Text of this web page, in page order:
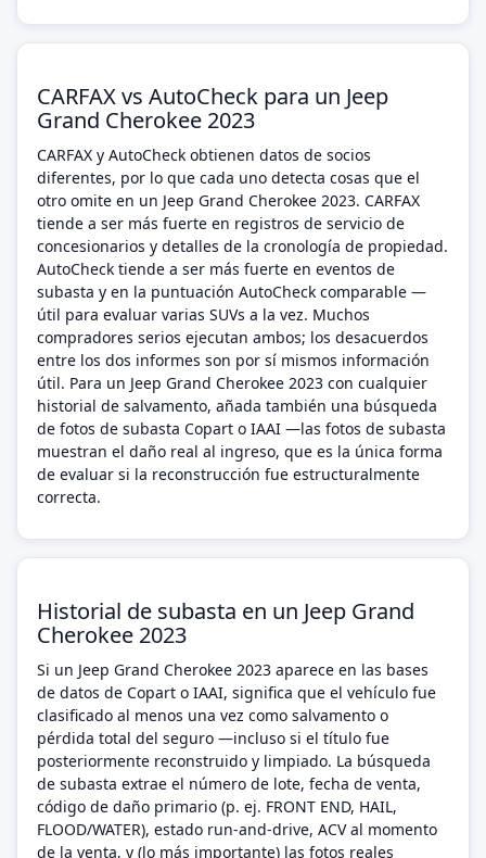
CARFAX vs AutoCheck para un Jeep
Grand Cherokee 2023
CARFAX y AutoCheck obtienen datos de socios
diferentes, por lo que cada uno detecta cosas que el
otro omite en un Jeep Grand Cherokee 2023. CARFAX
tiende a ser más fuerte en registros de servicio de
concesionarios y detalles de la cronología de propiedad.
AutoCheck tiende a ser más fuerte en eventos de
subasta y en la puntuación AutoCheck comparable —
útil para evaluar varias SUVs a la vez. Muchos
compradores serios ejecutan ambos; los desacuerdos
entre los dos informes son por sí mismos información
útil. Para un Jeep Grand Cherokee 2023 con cualquier
historial de salvamento, añada también una búsqueda
de fotos de subasta Copart o IAAI —las fotos de subasta
muestran el daño real al ingreso, que es la única forma
de evaluar si la reconstrucción fue estructuralmente
correcta.
Historial de subasta en un Jeep Grand
Cherokee 2023
Si un Jeep Grand Cherokee 2023 aparece en las bases
de datos de Copart o IAAI, significa que el vehículo fue
clasificado al menos una vez como salvamento o
pérdida total del seguro —incluso si el título fue
posteriormente reconstruido y limpiado. La búsqueda
de subasta extrae el número de lote, fecha de venta,
código de daño primario (p. ej. FRONT END, HAIL,
FLOOD/WATER), estado run-and-drive, ACV al momento
de la venta, y (lo más importante) las fotos reales